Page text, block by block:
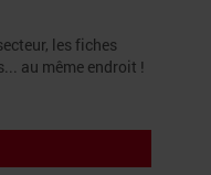
les fiches
au même endroit !